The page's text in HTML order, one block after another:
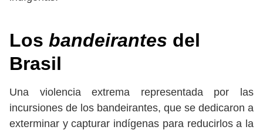
Los bandeirantes del
Brasil
Una violencia extrema representada por las
incursiones de los bandeirantes, que se dedicaron a
exterminar y capturar indígenas para reducirlos a la